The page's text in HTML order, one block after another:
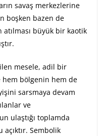
savaş merkezlerine
boşken bazen de
atılması büyük bir kaotik
mesele, adil bir
hem bölgenin hem de
sarsmaya devam
ve
ulaştığı toplamda
Sembolik